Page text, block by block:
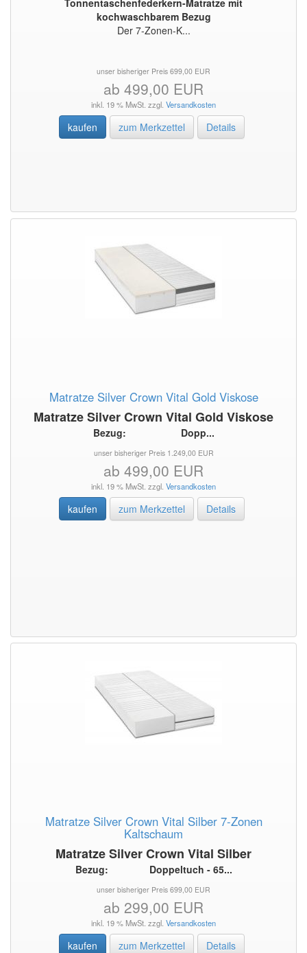
Tonnentaschenfederkern-Matratze mit
kochwaschbarem Bezug
Der 7-Zonen-K...
unser bisheriger Preis 699,00 EUR
ab 499,00 EUR
inkl. 19 % MwSt. zzgl. Versandkosten
kaufen zum Merkzettel Details
Matratze Silver Crown Vital Gold Viskose
Matratze Silver Crown Vital Gold Viskose
Bezug: Dopp...
unser bisheriger Preis 1.249,00 EUR
ab 499,00 EUR
inkl. 19 % MwSt. zzgl. Versandkosten
kaufen zum Merkzettel Details
Matratze Silver Crown Vital Silber 7-Zonen
Kaltschaum
Matratze Silver Crown Vital Silber
Bezug: Doppeltuch - 65...
unser bisheriger Preis 699,00 EUR
ab 299,00 EUR
inkl. 19 % MwSt. zzgl. Versandkosten
kaufen zum Merkzettel Details